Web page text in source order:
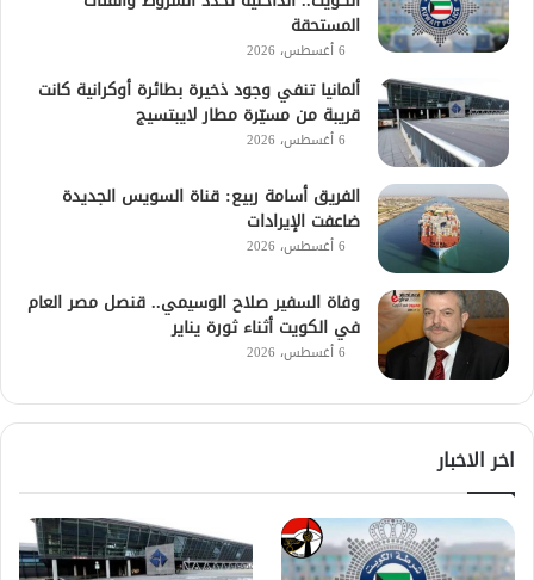
المستحقة
6 أغسطس، 2026
ألمانيا تنفي وجود ذخيرة بطائرة أوكرانية كانت
قريبة من مسيّرة مطار لايبتسيج
6 أغسطس، 2026
الفريق أسامة ربيع: قناة السويس الجديدة
ضاعفت الإيرادات
6 أغسطس، 2026
وفاة السفير صلاح الوسيمي.. قنصل مصر العام
في الكويت أثناء ثورة يناير
6 أغسطس، 2026
اخر الاخبار